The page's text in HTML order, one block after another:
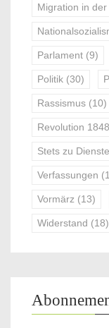
Migration in
Parlament (9)
Politik (30)
Rassismus (10)
Revolution
Stets zu
Verfassungen
Vormärz (13)
Widerstand (18)